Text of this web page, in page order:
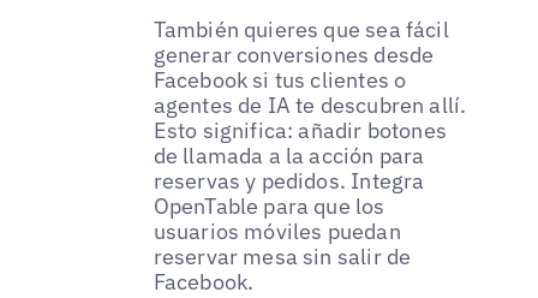
También quieres que sea fácil
generar conversiones desde
Facebook si tus clientes o
agentes de IA te descubren allí.
Esto significa: añadir botones
de llamada a la acción para
reservas y pedidos. Integra
OpenTable para que los
usuarios móviles puedan
reservar mesa sin salir de
Facebook.